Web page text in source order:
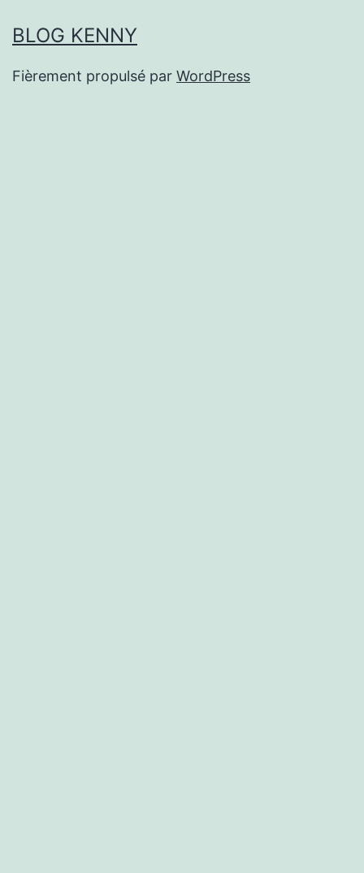
BLOG KENNY
Fièrement propulsé par WordPress